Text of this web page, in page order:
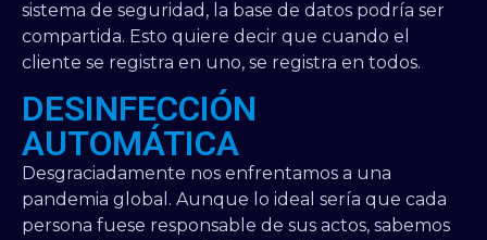
sistema de seguridad, la base de datos podría ser
compartida. Esto quiere decir que cuando el
cliente se registra en uno, se registra en todos.
DESINFECCIÓN
AUTOMÁTICA
Desgraciadamente nos enfrentamos a una
pandemia global. Aunque lo ideal sería que cada
persona fuese responsable de sus actos, sabemos